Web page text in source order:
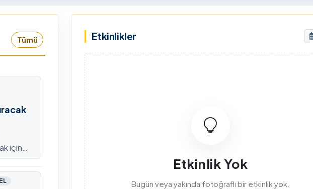
Üniversitesi Yenisey
ev sahipliğinde
akademik katkı ve proje
Tümü
için
Etkinlikler
Etkinlik Yok
Bugün veya yakında fotoğraflı bir etkinlik yok.